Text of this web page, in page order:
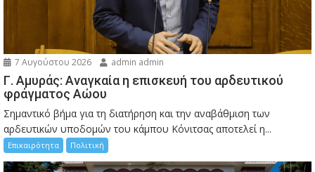
7 Αυγούστου 2026 admin admin
Γ. Αμυράς: Αναγκαία η επισκευή του αρδευτικού
φράγματος Αώου
Σημαντικό βήμα για τη διατήρηση και την αναβάθμιση των
αρδευτικών υποδομών του κάμπου Κόνιτσας αποτελεί η...
Επικαιρότητα Πολιτική